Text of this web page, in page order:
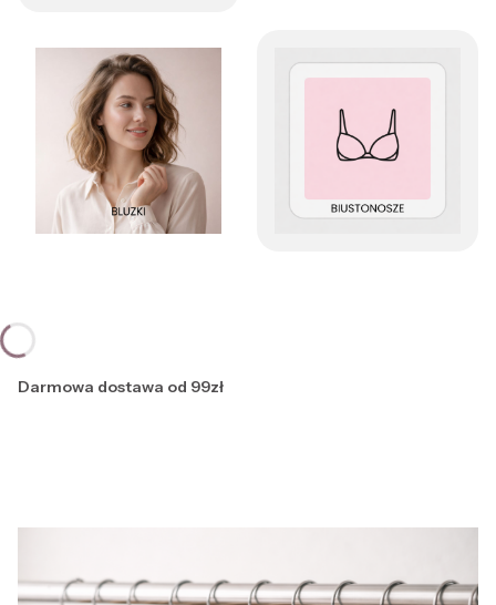
Darmowa dostawa od 99zł